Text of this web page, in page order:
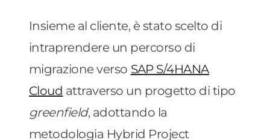
Insieme al cliente, è stato scelto di
intraprendere un percorso di
migrazione verso SAP S/4HANA
Cloud attraverso un progetto di tipo
greenfield, adottando la
metodologia Hybrid Project